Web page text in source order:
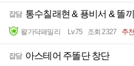
잡담 통수칠래현 & 푱비서 & 똘
왈가닥패밀리 Lv.75 조회 2327 추
잡담 아스테어 주똘단 창단